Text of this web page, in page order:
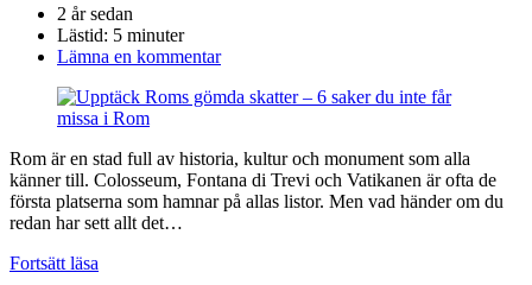
2 år sedan
Lästid: 5 minuter
Lämna en kommentar
Rom är en stad full av historia, kultur och monument som alla
känner till. Colosseum, Fontana di Trevi och Vatikanen är ofta de
första platserna som hamnar på allas listor. Men vad händer om du
redan har sett allt det…
Fortsätt läsa